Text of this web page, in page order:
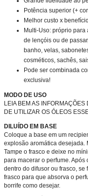
Potência superior (+
Melhor custo x
Multi-Uso: próprio
de lençóis ou de
banho, velas,
cosméticos, sachês,
Pode ser combinada
exclusiva!
MODO DE USO
LEIA BEM AS
DE UTILIZAR OS ÓLEOS
DILUÍDO EM BASE
Coloque a base em um
explosão aromática desejada.
Tampe o frasco e deixe no
para macerar o perfume.
dentro do difusor ou frasco, se
frasco para que absorva o
borrife como desejar.